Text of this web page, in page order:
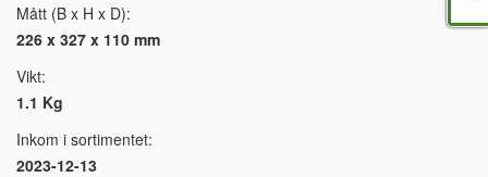
Mått (B x H x D):
226 x 327 x 110 mm
Vikt:
1.1 Kg
Inkom i sortimentet:
2023-12-13